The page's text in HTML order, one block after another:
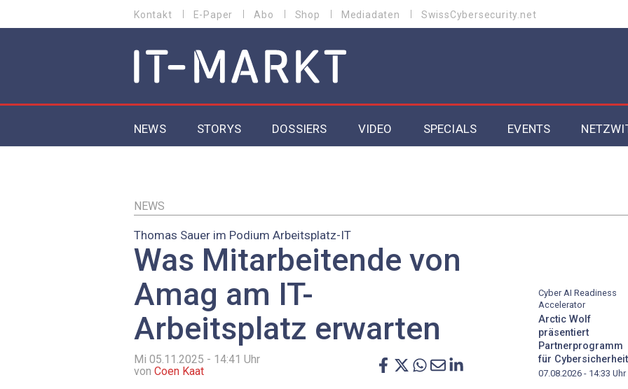
zum
MENU
Kontakt E-Paper Abo Shop Mediadaten SwissCybersecurity.net
MAIN NAVIGATION
NEWS STORYS DOSSIERS
Security
EU-DSGVO
VIDEO SPECIALS
Artificial Intelligence 2025
EVENTS
NEWS
Thomas Sauer im Podium Arbeitsplatz-IT
Was Mitarbeitende von
Amag am IT-
Arbeitsplatz erwarten
Mi 05.11.2025 - 14:41 Uhr
von Coen Kaat
Cyber AI Readiness
Accelerator
Arctic Wolf
präsentiert
Partnerprogramm
für Cybersicherheit
07.08.2026 - 14:33 Uhr